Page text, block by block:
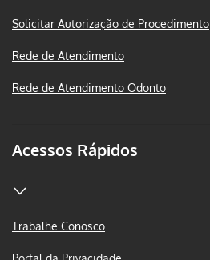
Solicitar Autorização de Procedimento
Rede de Atendimento
Rede de Atendimento Odonto
Acessos Rápidos
Trabalhe Conosco